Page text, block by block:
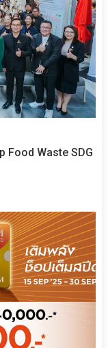
Food Waste SDG